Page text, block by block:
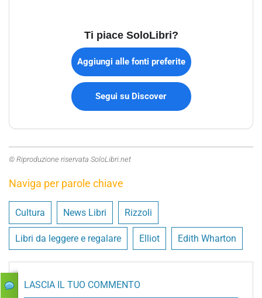
Ti piace SoloLibri?
Aggiungi alle fonti preferite
Segui su Discover
© Riproduzione riservata SoloLibri.net
Naviga per parole chiave
Cultura News Libri Rizzoli
Libri da leggere e regalare Elliot Edith Wharton
LASCIA IL TUO COMMENTO